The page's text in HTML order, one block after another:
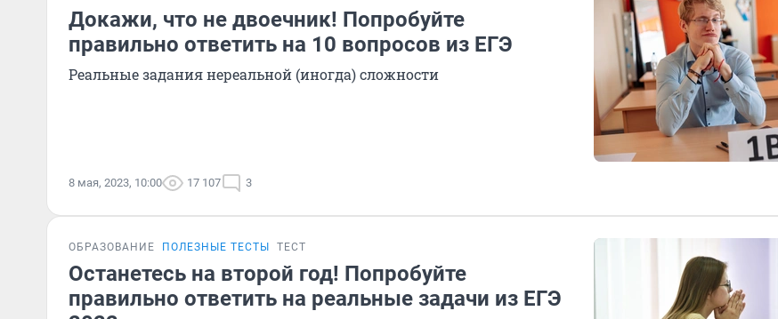
Докажи, что не двоечник! Попробуйте
правильно ответить на 10 вопросов из ЕГЭ
Реальные задания нереальной (иногда) сложности
8 мая, 2023, 10:00 17 107 3
ОБРАЗОВАНИЕ ПОЛЕЗНЫЕ ТЕСТЫ ТЕСТ
Останетесь на второй год! Попробуйте
правильно ответить на реальные задачи из ЕГЭ